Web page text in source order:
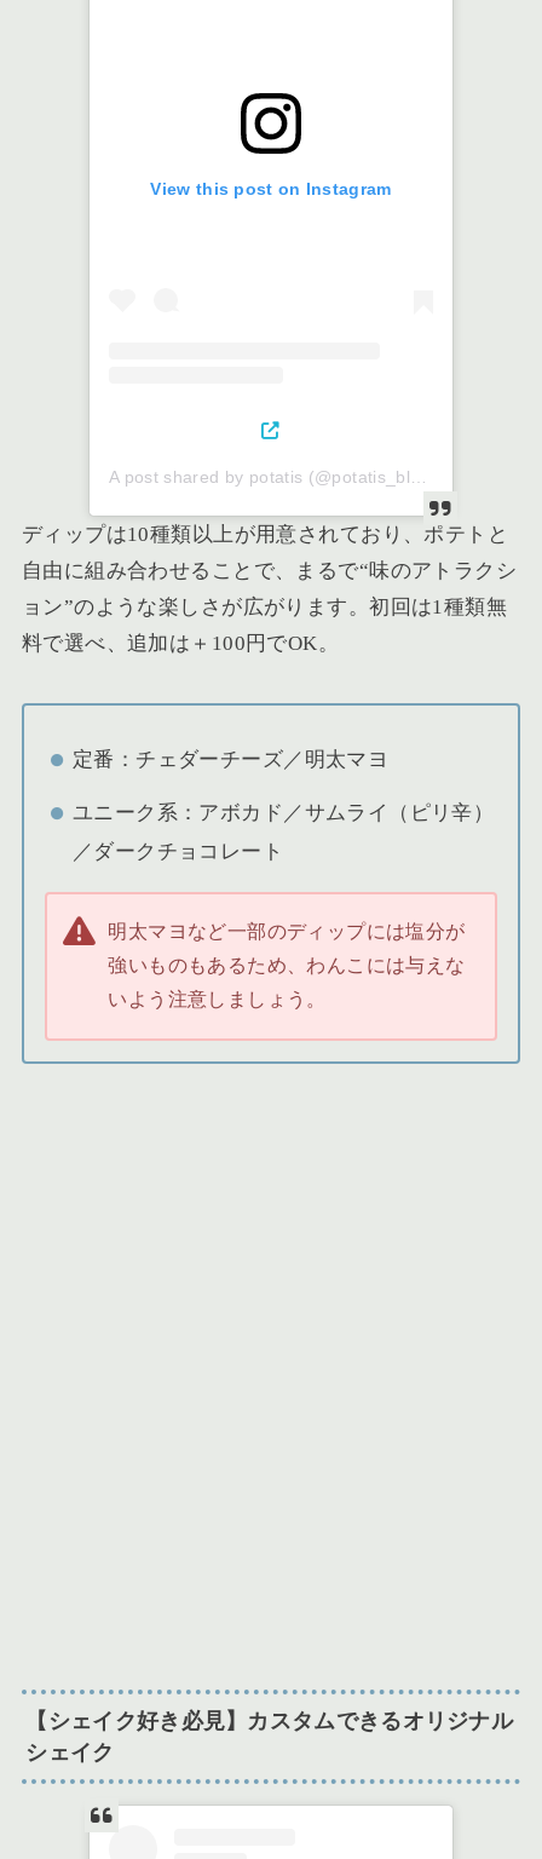
View this post on Instagram
ディップは10種類以上が用意されており、ポテトと
自由に組み合わせることで、まるで“味のアトラクシ
ョン”のような楽しさが広がります。初回は1種類無
料で選べ、追加は＋100円でOK。
定番：チェダーチーズ／明太マヨ
ユニーク系：アボカド／サムライ（ピリ辛）
／ダークチョコレート
明太マヨなど一部のディップには塩分が
強いものもあるため、わんこには与えな
いよう注意しましょう。
【シェイク好き必見】カスタムできるオリジナル
シェイク